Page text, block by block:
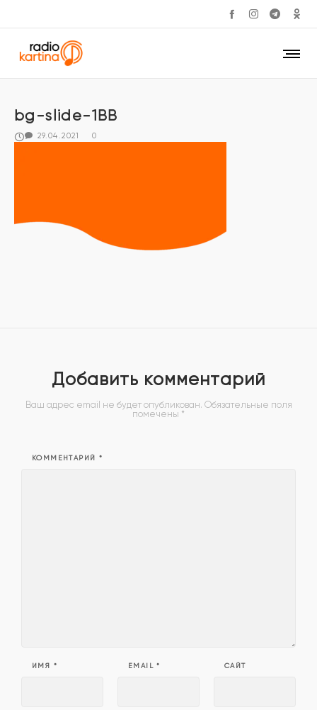
bg-slide-1BB
29.04.2021 0
Добавить комментарий
Ваш адрес email не будет опубликован. Обязательные поля
помечены *
КОММЕНТАРИЙ *
ИМЯ * EMAIL* САЙТ